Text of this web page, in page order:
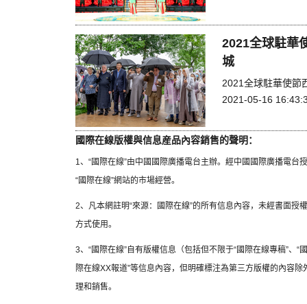
2021全球駐華
城
2021全球駐華使節
2021-05-16
國際在線版權與信息産品內容銷售的聲明：
1、“國際在線”由中國國際廣播電台主辦。經中國國際廣播電
“國際在線”網站的市場經營。
2、凡本網註明“來源：國際在線”的所有信息內容，未經書面
方式使用。
3、“國際在線”自有版權信息（包括但不限于“國際在線專稿”、“
際在線XX報道”等信息內容，但明確標注為第三方版權的內容
理和銷售。